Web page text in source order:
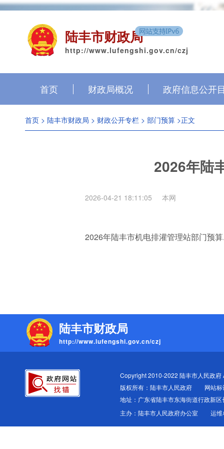
陆丰市财政局
http://www.lufengshi.gov.cn/czj
首页 财政局概况 政府信息公开
首页 > 陆丰市财政局 > 财政公开专栏 > 部门预算 >正文
2026年陆
2026-04-21 18:11:05 本网
2026年陆丰市机电排灌管理站部门预
陆丰市财政局
http://www.lufengshi.gov.cn/czj
Copyright 2010-2022 陆丰市人民政
版权所有：陆丰市人民政府
网站
地址：广东省陆丰市东海街道行政新
主办：陆丰市人民政府办公室
运维